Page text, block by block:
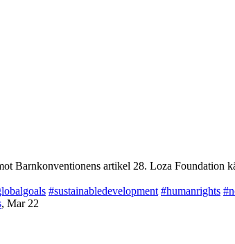
Barnkonventionens artikel 28. Loza Foundation
#sustainabledevelopment #humanrights
, Mar 22